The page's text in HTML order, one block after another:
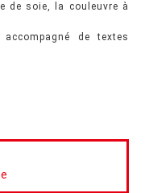
de soie, la couleuvre à
de textes